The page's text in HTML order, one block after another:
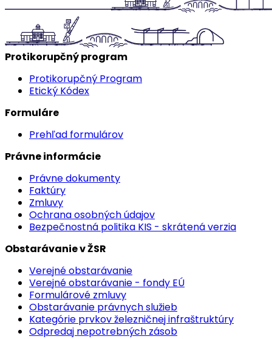
Protikorupčný program
Protikorupčný Program
Etický Kódex
Formuláre
Prehľad formulárov
Právne informácie
Právne dokumenty
Faktúry
Zmluvy
Ochrana osobných údajov
Bezpečnostná politika KIS - skrátená verzia
Obstarávanie v ŽSR
Verejné obstarávanie
Verejné obstarávanie - fondy EÚ
Formulárové zmluvy
Obstarávanie právnych služieb
Kategórie prvkov železničnej infraštruktúry
Odpredaj nepotrebných zásob